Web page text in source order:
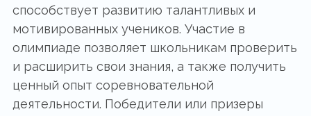
способствует развитию талантливых и
мотивированных учеников. Участие в
олимпиаде позволяет школьникам проверить
и расширить свои знания, а также получить
ценный опыт соревновательной
деятельности. Победители или призеры